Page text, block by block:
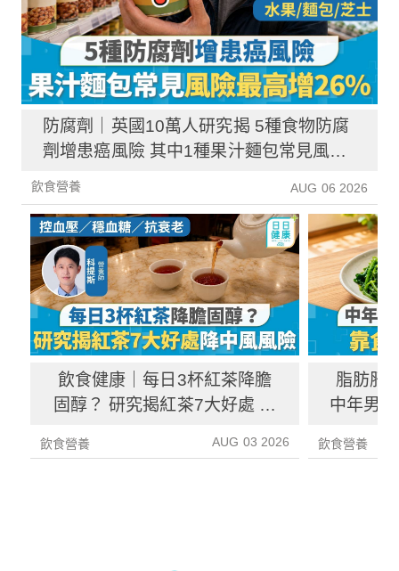
防腐劑｜英國10萬人研究揭 5種食物防腐
劑增患癌風險 其中1種果汁麵包常見風險
增26%
飲食營養 AUG 06 2026
飲食健康｜每日3杯紅茶降膽
固醇？ 研究揭紅茶7大好處 降
飲食營養 AUG 03 2026
脂肪肝
中年男
飲食營養